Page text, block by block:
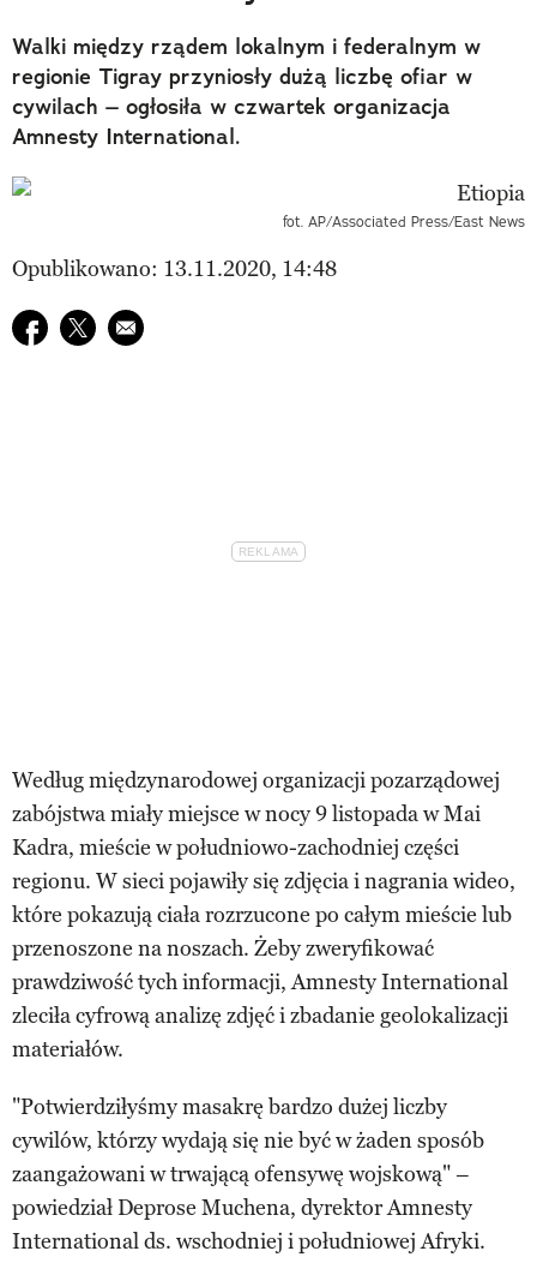
Walki między rządem lokalnym i federalnym w
regionie Tigray przyniosły dużą liczbę ofiar w
cywilach – ogłosiła w czwartek organizacja
Amnesty International.
fot. AP/Associated Press/East News
Opublikowano: 13.11.2020, 14:48
Udostępnij na facebook
Udostępnij na twitter
E-mail do przyjaciela
Według międzynarodowej organizacji pozarządowej
zabójstwa miały miejsce w nocy 9 listopada w Mai
Kadra, mieście w południowo-zachodniej części
regionu. W sieci pojawiły się zdjęcia i nagrania wideo,
które pokazują ciała rozrzucone po całym mieście lub
przenoszone na noszach. Żeby zweryfikować
prawdziwość tych informacji, Amnesty International
zleciła cyfrową analizę zdjęć i zbadanie geolokalizacji
materiałów.
"Potwierdziłyśmy masakrę bardzo dużej liczby
cywilów, którzy wydają się nie być w żaden sposób
zaangażowani w trwającą ofensywę wojskową" –
powiedział Deprose Muchena, dyrektor Amnesty
International ds. wschodniej i południowej Afryki.